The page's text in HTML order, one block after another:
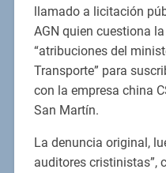
llamado a licitación
AGN quien cuestiona
“atribuciones del
Transporte” para
con la empresa china
San Martín.
La denuncia original,
auditores cristinistas”,